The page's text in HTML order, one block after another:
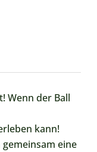
Wenn der Ball
kann!
eine